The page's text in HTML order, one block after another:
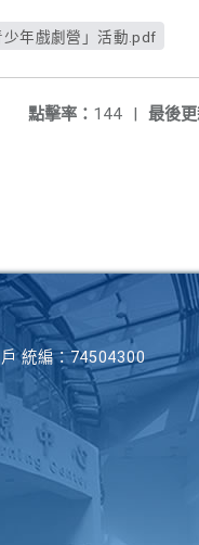
年戲劇營」活動.pdf
最後更
點擊率： 144 |
統編：74504300